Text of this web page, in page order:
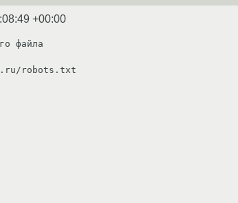
+00:00
файла
robots.txt